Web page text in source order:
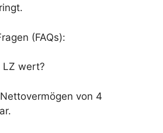
(FAQs):
LZ wert?
von 4